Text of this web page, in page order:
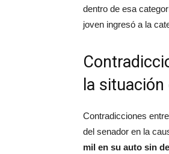
dentro de esa
joven ingresó a la
la
Contradicciones
del senador en la
mil en su auto sin